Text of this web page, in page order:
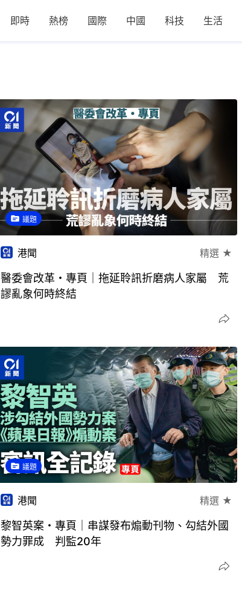
即時 熱榜 國際 中國 科技 生活
議題
港聞 精選 ★
醫委會改革・專頁｜拖延聆訊折磨病人家屬 荒
謬亂象何時終結
議題
港聞 精選 ★
黎智英案・專頁｜串謀發布煽動刊物、勾結外國
勢力罪成 判監20年